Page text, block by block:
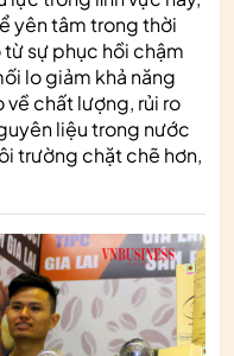
yên tâm trong thời
sự phục hồi chậm
lo giảm khả năng
về chất lượng, rủi ro
liệu trong nước
trường chặt chẽ hơn,